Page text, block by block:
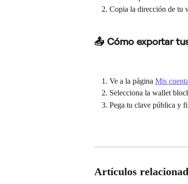
Copia la dirección de tu
📤 Cómo exportar
Ve a la página Mis
Selecciona la wallet
Pega tu clave pública y
Artículos